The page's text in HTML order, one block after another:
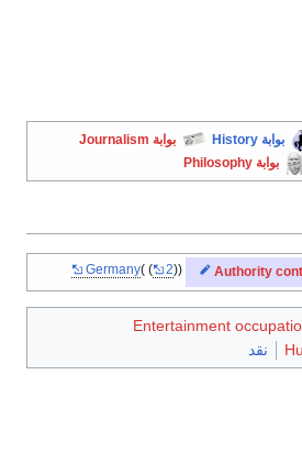
بوابة History
بوابة Journalism
بوابة Philosophy
Authority
Germany 2
Entertainment
نقد